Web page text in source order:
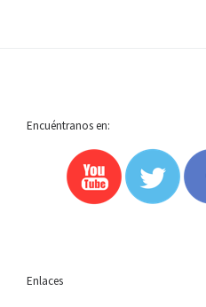
Encuéntranos en:
Enlaces